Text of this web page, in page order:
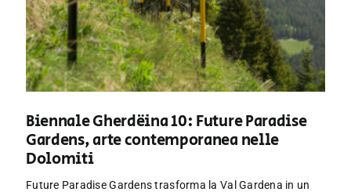
Biennale Gherdëina 10: Future Paradise
Gardens, arte contemporanea nelle
Dolomiti
Future Paradise Gardens trasforma la Val Gardena in un